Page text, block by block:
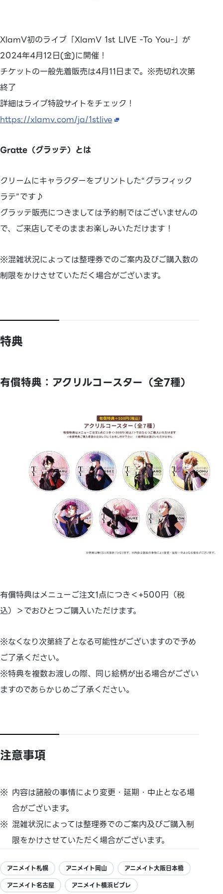
XlamV初のライブ「XlamV 1st LIVE -To You-」が
2024年4月12日(金)に開催！
チケットの一般先着販売は4月11日まで。※売切れ次第
終了
詳細はライブ特設サイトをチェック！
https://xlamv.com/ja/1stlive
Gratte（グラッテ）とは
クリームにキャラクターをプリントした“グラフィック
ラテ”です♪
グラッテ販売につきましては予約制ではございませんの
で、ご来店してそのままお楽しみいただけます！
※混雑状況によっては整理券でのご案内及びご購入数の
制限をかけさせていただく場合がございます。
特典
有償特典：アクリルコースター（全7種）
有償特典はメニューご注文1点につき＜+500円（税
込）＞でおひとつご購入いただけます。
※なくなり次第終了となる可能性がございますので予め
ご了承ください。
※特典を複数お渡しの際、同じ絵柄が出る場合がござい
ますのであらかじめご了承ください。
注意事項
内容は諸般の事情により変更・延期・中止となる場
合がございます。
混雑状況によっては整理券でのご案内及びご購入制
限をかけさせていただく場合がございます。
アニメイト札幌 アニメイト岡山
アニメイト大阪日本橋
アニメイト名古屋
アニメイト横浜ビブレ